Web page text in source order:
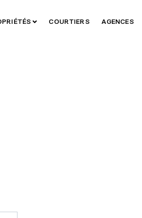
COURTIERS AGENCES